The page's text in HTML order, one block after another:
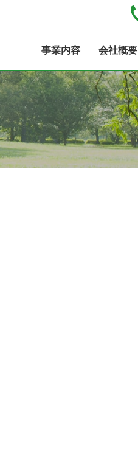
事業内容 会社概要